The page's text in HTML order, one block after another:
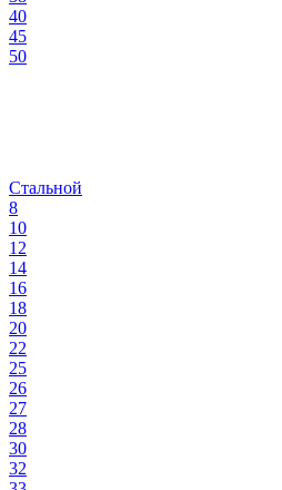
40
45
50
Стальной
8
10
12
14
16
18
20
22
25
26
27
28
30
32